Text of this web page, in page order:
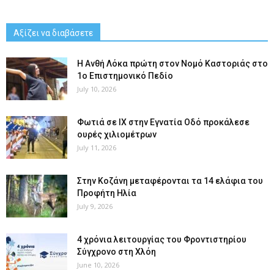
Αξίζει να διαβάσετε
Η Ανθή Λόκα πρώτη στον Νομό Καστοριάς στο
1ο Επιστημονικό Πεδίο
July 10, 2026
Φωτιά σε ΙΧ στην Εγνατία Οδό προκάλεσε
ουρές χιλιομέτρων
July 11, 2026
Στην Κοζάνη μεταφέρονται τα 14 ελάφια του
Προφήτη Ηλία
July 9, 2026
4 χρόνια λειτουργίας του Φροντιστηρίου
Σύγχρονο στη Χλόη
June 10, 2026